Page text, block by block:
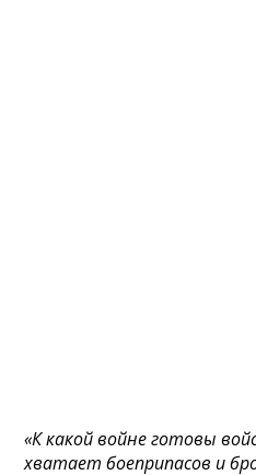
«К какой войне готовы
хватает боеприпасов и